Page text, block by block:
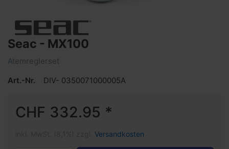
Seac - MX100
Atemreglerset
Art.-Nr.
DIV- 0350071000005A
CHF 332.95 *
Versandkosten